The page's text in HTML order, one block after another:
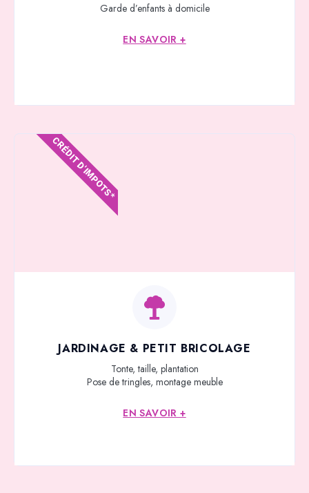
Garde d’enfants à domicile
EN SAVOIR +
JARDINAGE & PETIT BRICOLAGE
Tonte, taille, plantation
Pose de tringles, montage meuble
EN SAVOIR +
CRÉDIT D'IMPOTS*